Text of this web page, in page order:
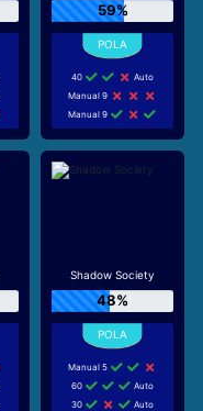
59%
40
Auto
Manual 9
Manual 9
Shadow Society
48%
Manual 5
60
Auto
30
Auto